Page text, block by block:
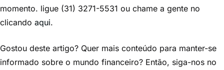
momento. ligue (31) 3271-5531 ou chame a gente no
clicando aqui.
Gostou deste artigo? Quer mais conteúdo para manter-se
informado sobre o mundo financeiro? Então, siga-nos no